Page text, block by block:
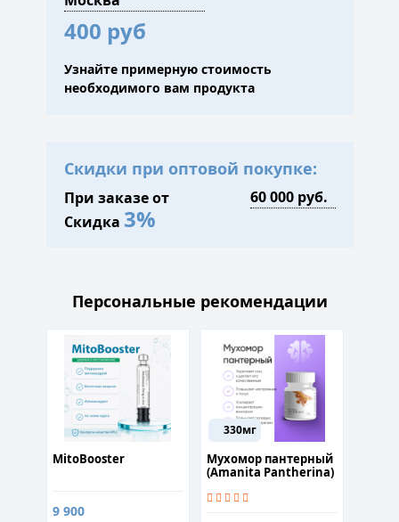
400 руб
Узнайте примерную стоимость
необходимого вам продукта
Скидки при оптовой покупке:
При заказе от
Скидка 3%
Персональные рекомендации
MitoBooster
9 900
330мг
Мухомор пантерный
(Amanita Pantherina)
стимуляции обмена
веществ